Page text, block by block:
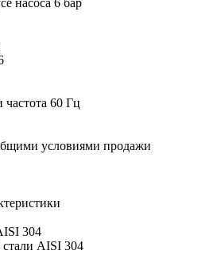
60 Гц
условиями продажи
304
стали AISI 304